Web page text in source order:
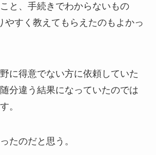
と、手続きでわからないもの
やすく教えてもらえたのもよかっ
に得意でない方に依頼していた
分違う結果になっていたのでは
。
たのだと思う。